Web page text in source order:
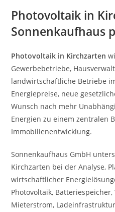
Photovoltaik in
Sonnenkaufhaus
Photovoltaik in Kirchzarten
Gewerbebetriebe,
landwirtschaftliche Betriebe
Energiepreise, neue
Wunsch nach mehr
Energien zu einem zentralen
Immobilienentwicklung.
Sonnenkaufhaus GmbH
Kirchzarten bei der Analyse,
wirtschaftlicher
Photovoltaik,
Mieterstrom,